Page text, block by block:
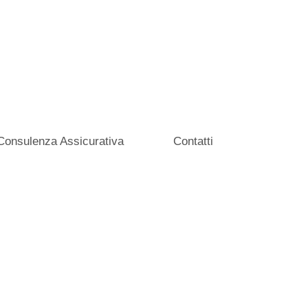
Assicurativa Contatti